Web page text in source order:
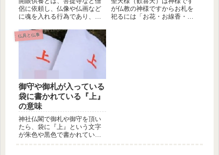
侶に依頼し、仏像や仏画など
に魂を入れる行為であり、魂
閉眼供養...
が仏教の神様ですからお札を
祀るには「お花・お線香・ろ
仏具と仏事
御守や御札が入っている
袋に書かれている『上』
の意味
神社仏閣で御札や御守を頂い
たら、袋に『上』という文字
が朱色や黒色で書かれている